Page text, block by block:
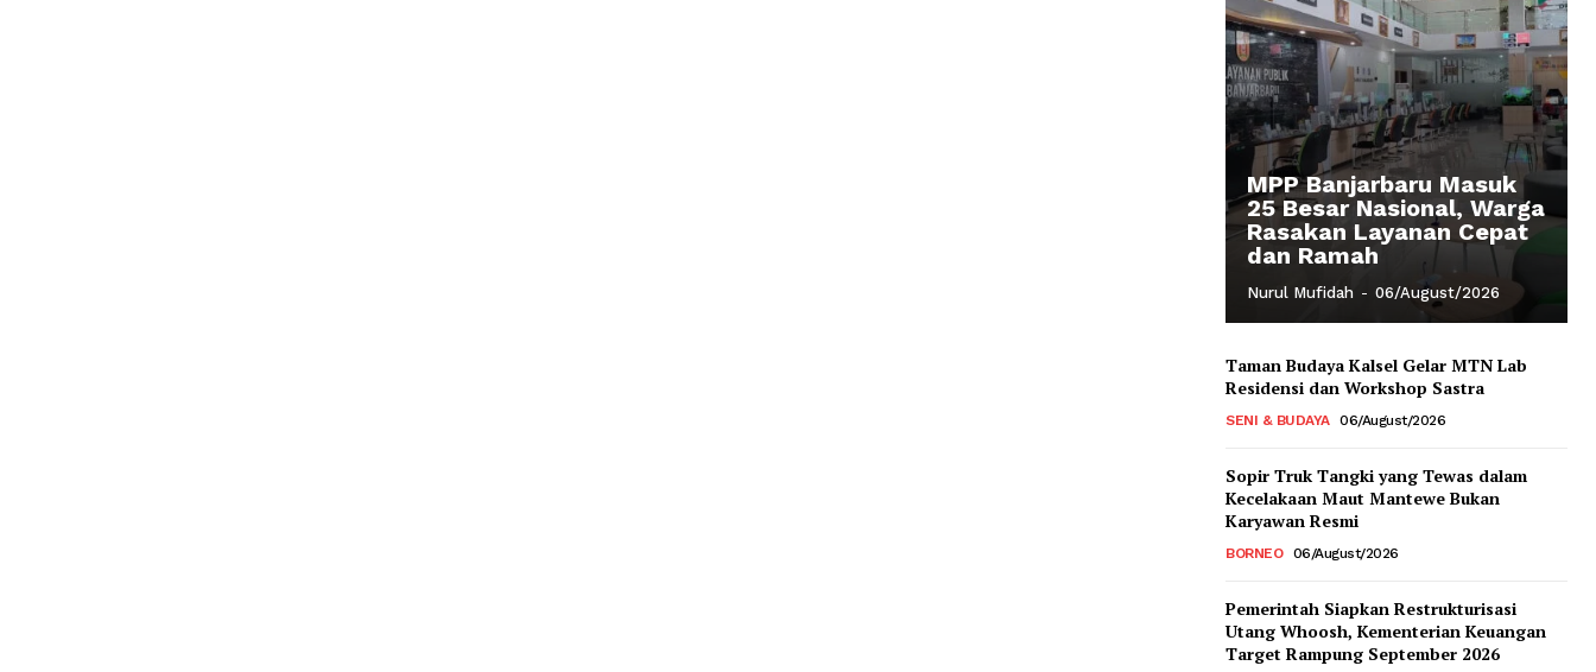
MPP Banjarbaru Masuk
25 Besar Nasional, Warga
Rasakan Layanan Cepat
dan Ramah
Nurul Mufidah - 06/August/2026
Taman Budaya Kalsel Gelar MTN Lab
Residensi dan Workshop Sastra
SENI & BUDAYA 06/August/2026
Sopir Truk Tangki yang Tewas dalam
Kecelakaan Maut Mantewe Bukan
Karyawan Resmi
BORNEO 06/August/2026
Pemerintah Siapkan Restrukturisasi
Utang Whoosh, Kementerian Keuangan
Target Rampung September 2026